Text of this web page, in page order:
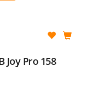
Joy Pro 158